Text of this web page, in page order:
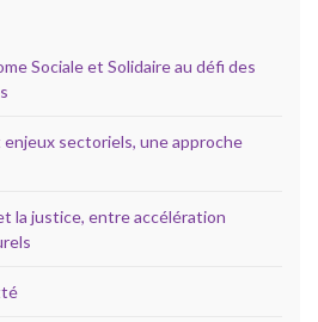
Sociale et Solidaire au défi des
enjeux sectoriels, une approche
la justice, entre accélération